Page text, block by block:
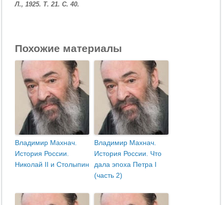
Л., 1925. Т. 21. С. 40.
Похожие материалы
Владимир Махнач.
История России.
Николай II и Столыпин
Владимир Махнач.
История России. Что
дала эпоха Петра I
(часть 2)